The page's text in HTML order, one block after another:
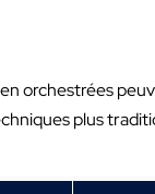
orchestrées
plus